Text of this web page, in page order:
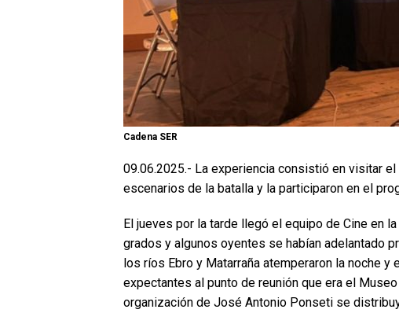
Cadena SER
09.06.2025.- La experiencia consistió en visitar
escenarios de la batalla y la participaron en el
El jueves por la tarde llegó el equipo de Cine en
grados y algunos oyentes se habían adelantado
los ríos Ebro y Matarraña atemperaron la noche
expectantes al punto de reunión que era el
organización de José Antonio Ponseti se